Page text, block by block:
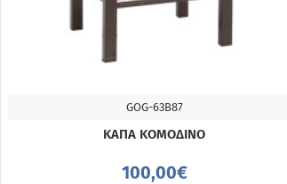
ΔΙΑΘΈΣΙΜΟ 4-10 ΗΜΈΡΕΣ
GOG-63B87
ΚΑΠΑ ΚΟΜΟΔΙΝΟ
100,00€